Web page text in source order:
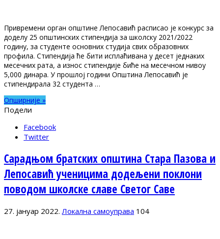
Привремени орган општине Лепосавић расписао је конкурс за
доделу 25 општинских стипендија за школску 2021/2022
годину, за студенте основних студија свих образовних
профила. Стипендија ће бити исплаћивана у десет једнаких
месечних рата, а износ стипендије биће на месечном нивоу
5,000 динара. У прошлој години Општина Лепосавић је
стипендирала 32 студента …
Опширније »
Подели
Facebook
Twitter
Сарадњом братских општина Стара Пазова и
Лепосавић ученицима додељени поклони
поводом школске славе Светог Саве
27. јануар 2022. Локална самоуправа 104